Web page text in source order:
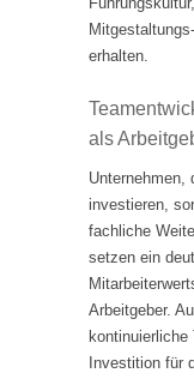
erhalten.
als
Unternehmen,
investieren,
fachliche
setzen ein
Arbeitgeber.
Investition für